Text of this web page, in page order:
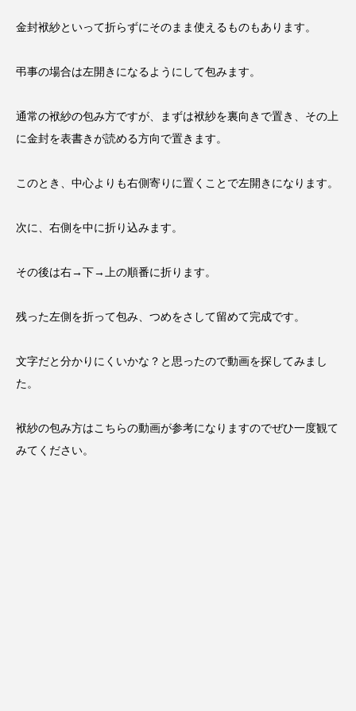
金封袱紗といって折らずにそのまま使えるものもあります。
弔事の場合は左開きになるようにして包みます。
通常の袱紗の包み方ですが、まずは袱紗を裏向きで置き、その上
に金封を表書きが読める方向で置きます。
このとき、中心よりも右側寄りに置くことで左開きになります。
次に、右側を中に折り込みます。
その後は右→下→上の順番に折ります。
残った左側を折って包み、つめをさして留めて完成です。
文字だと分かりにくいかな？と思ったので動画を探してみまし
た。
袱紗の包み方はこちらの動画が参考になりますのでぜひ一度観て
みてください。